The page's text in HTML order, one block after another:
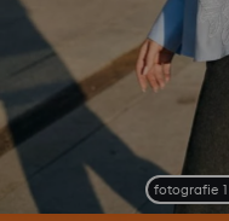
fotografie 1